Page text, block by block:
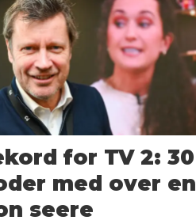
for TV 2: 30
med over en
seere